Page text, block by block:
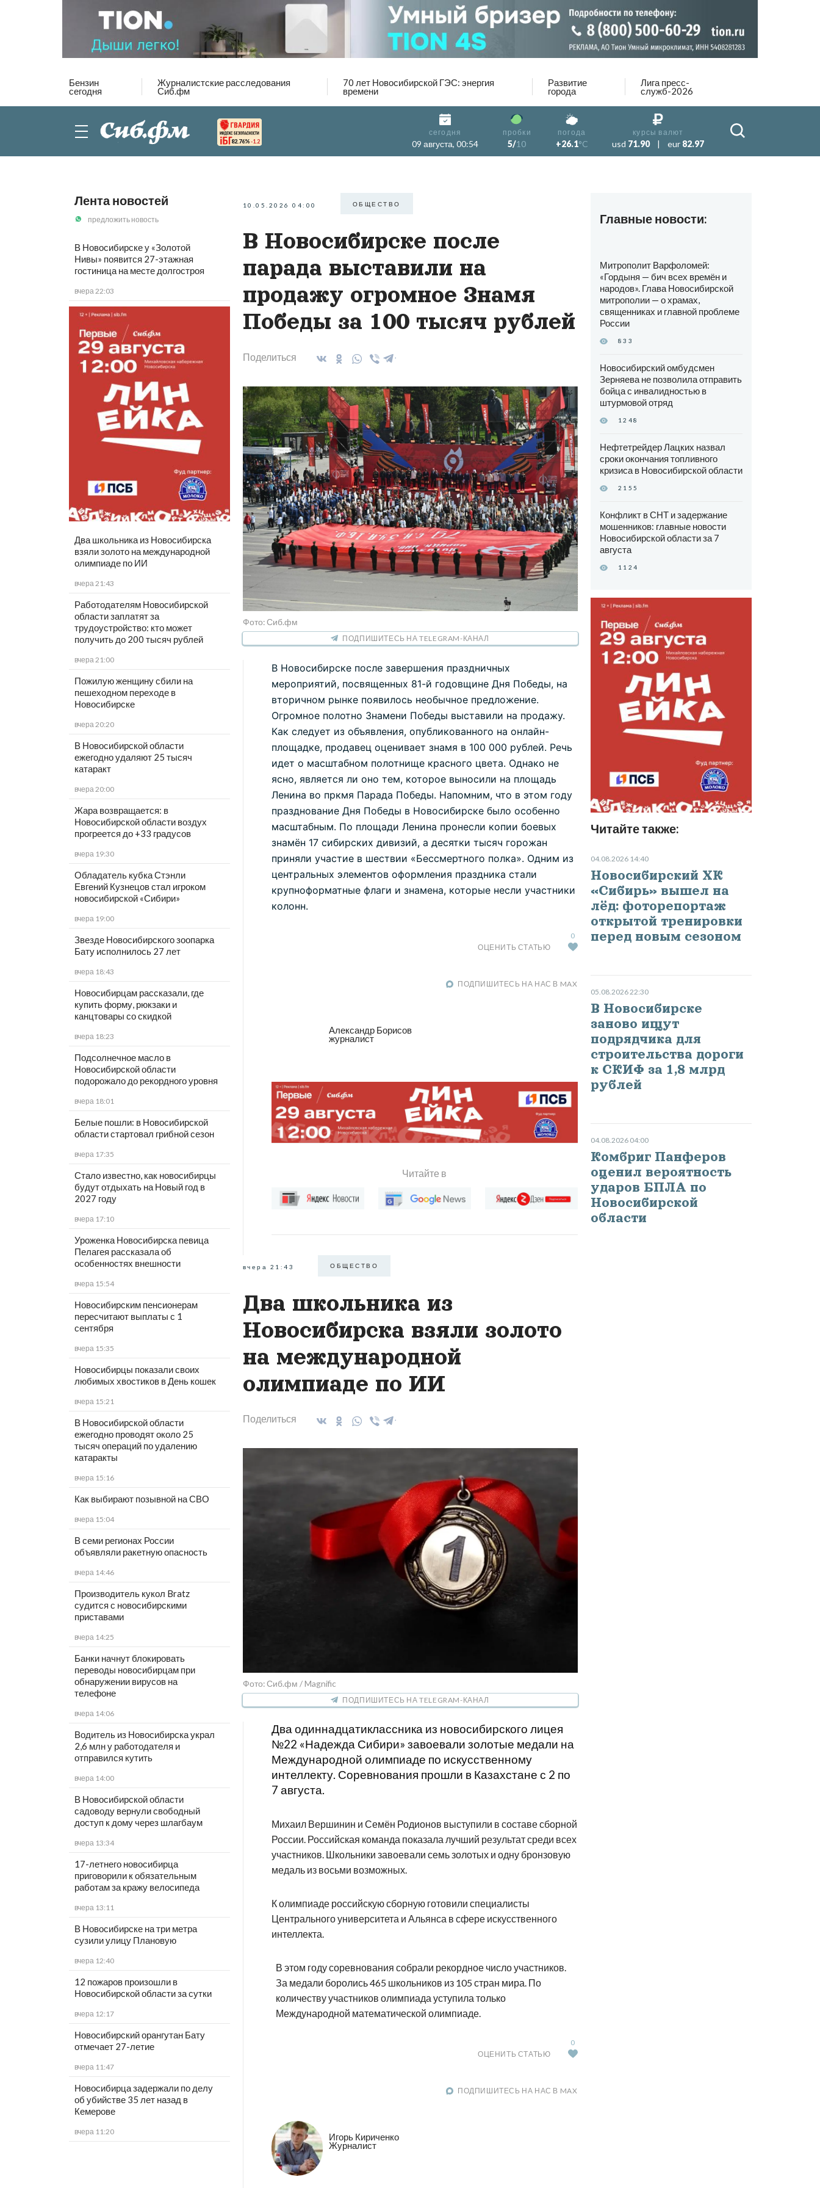
Бензин
сегодня
Журналистские расследования
Сиб.фм
70 лет Новосибирской ГЭС: энергия
времени
Развитие
города
Лига пресс-
служб-2026
82.76% -1.2
сегодня
09 августа, 00:54
пробки
5/10
погода
+26.1°C
курсы валют
usd 71.90 | eur 82.97
Лента новостей
предложить новость
В Новосибирске у «Золотой
Нивы» появится 27-этажная
гостиница на месте долгостроя
вчера 22:03
Два школьника из Новосибирска
взяли золото на международной
олимпиаде по ИИ
вчера 21:43
Работодателям Новосибирской
области заплатят за
трудоустройство: кто может
получить до 200 тысяч рублей
вчера 21:00
Пожилую женщину сбили на
пешеходном переходе в
Новосибирске
вчера 20:20
В Новосибирской области
ежегодно удаляют 25 тысяч
катаракт
вчера 20:00
Жара возвращается: в
Новосибирской области воздух
прогреется до +33 градусов
вчера 19:30
Обладатель кубка Стэнли
Евгений Кузнецов стал игроком
новосибирской «Сибири»
вчера 19:00
Звезде Новосибирского зоопарка
Бату исполнилось 27 лет
вчера 18:43
Новосибирцам рассказали, где
купить форму, рюкзаки и
канцтовары со скидкой
вчера 18:23
Подсолнечное масло в
Новосибирской области
подорожало до рекордного уровня
вчера 18:01
Белые пошли: в Новосибирской
области стартовал грибной сезон
вчера 17:35
Стало известно, как новосибирцы
будут отдыхать на Новый год в
2027 году
вчера 17:10
Уроженка Новосибирска певица
Пелагея рассказала об
особенностях внешности
вчера 15:54
Новосибирским пенсионерам
пересчитают выплаты с 1
сентября
вчера 15:35
Новосибирцы показали своих
любимых хвостиков в День кошек
вчера 15:21
В Новосибирской области
ежегодно проводят около 25
тысяч операций по удалению
катаракты
вчера 15:16
Как выбирают позывной на СВО
вчера 15:04
В семи регионах России
объявляли ракетную опасность
вчера 14:46
Производитель кукол Bratz
судится с новосибирскими
приставами
вчера 14:25
Банки начнут блокировать
переводы новосибирцам при
обнаружении вирусов на
телефоне
вчера 14:06
Водитель из Новосибирска украл
2,6 млн у работодателя и
отправился кутить
вчера 14:00
В Новосибирской области
садоводу вернули свободный
доступ к дому через шлагбаум
вчера 13:34
17-летнего новосибирца
приговорили к обязательным
работам за кражу велосипеда
вчера 13:11
В Новосибирске на три метра
сузили улицу Плановую
вчера 12:40
12 пожаров произошли в
Новосибирской области за сутки
вчера 12:17
Новосибирский орангутан Бату
отмечает 27-летие
вчера 11:47
Новосибирца задержали по делу
об убийстве 35 лет назад в
Кемерове
вчера 11:20
10.05.2026 04:00 ОБЩЕСТВО
В Новосибирске после
парада выставили на
продажу огромное Знамя
Победы за 100 тысяч рублей
Поделиться
Фото: Сиб.фм
ПОДПИШИТЕСЬ НА TELEGRAM-КАНАЛ
В Новосибирске после завершения праздничных
мероприятий, посвященных 81-й годовщине Дня Победы, на
вторичном рынке появилось необычное предложение.
Огромное полотно Знамени Победы выставили на продажу.
Как следует из объявления, опубликованного на онлайн-
площадке, продавец оценивает знамя в 100 000 рублей. Речь
идет о масштабном полотнище красного цвета. Однако не
ясно, является ли оно тем, которое выносили на площадь
Ленина во пркмя Парада Победы. Напомним, что в этом году
празднование Дня Победы в Новосибирске было особенно
масштабным. По площади Ленина пронесли копии боевых
знамён 17 сибирских дивизий, а десятки тысяч горожан
приняли участие в шествии «Бессмертного полка». Одним из
центральных элементов оформления праздника стали
крупноформатные флаги и знамена, которые несли участники
колонн.
ОЦЕНИТЬ СТАТЬЮ
0
ПОДПИШИТЕСЬ НА НАС В MAX
Александр Борисов
журналист
Читайте в
вчера 21:43 ОБЩЕСТВО
Два школьника из
Новосибирска взяли золото
на международной
олимпиаде по ИИ
Поделиться
Фото: Сиб.фм / Magnific
ПОДПИШИТЕСЬ НА TELEGRAM-КАНАЛ
Два одиннадцатиклассника из новосибирского лицея
№22 «Надежда Сибири» завоевали золотые медали на
Международной олимпиаде по искусственному
интеллекту. Соревнования прошли в Казахстане с 2 по
7 августа.
Михаил Вершинин и Семён Родионов выступили в составе сборной
России. Российская команда показала лучший результат среди всех
участников. Школьники завоевали семь золотых и одну бронзовую
медаль из восьми возможных.
К олимпиаде российскую сборную готовили специалисты
Центрального университета и Альянса в сфере искусственного
интеллекта.
В этом году соревнования собрали рекордное число участников.
За медали боролись 465 школьников из 105 стран мира. По
количеству участников олимпиада уступила только
Международной математической олимпиаде.
ОЦЕНИТЬ СТАТЬЮ
0
ПОДПИШИТЕСЬ НА НАС В MAX
Игорь Кириченко
Журналист
Главные новости:
Митрополит Варфоломей:
«Гордыня — бич всех времён и
народов». Глава Новосибирской
митрополии — о храмах,
священниках и главной проблеме
России
833
Новосибирский омбудсмен
Зерняева не позволила отправить
бойца с инвалидностью в
штурмовой отряд
1248
Нефтетрейдер Лацких назвал
сроки окончания топливного
кризиса в Новосибирской области
2155
Конфликт в СНТ и задержание
мошенников: главные новости
Новосибирской области за 7
августа
1124
Читайте также:
04.08.2026 14:40
Новосибирский ХК
«Сибирь» вышел на
лёд: фоторепортаж
открытой тренировки
перед новым сезоном
05.08.2026 22:30
В Новосибирске
заново ищут
подрядчика для
строительства дороги
к СКИФ за 1,8 млрд
рублей
04.08.2026 04:00
Комбриг Панферов
оценил вероятность
ударов БПЛА по
Новосибирской
области